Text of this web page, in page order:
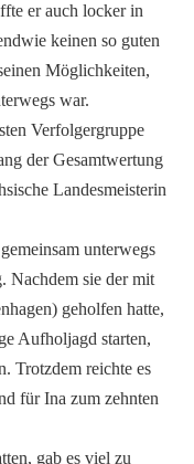
er auch locker in
keinen so guten
Möglichkeiten,
war.
Verfolgergruppe
der Gesamtwertung
Landesmeisterin
unterwegs
Nachdem sie der mit
geholfen hatte,
Aufholjagd starten,
Trotzdem reichte es
für Ina zum zehnten
gab es viel zu